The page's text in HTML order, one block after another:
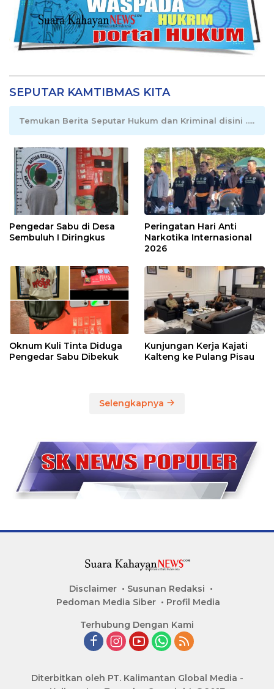
SEPUTAR KAMTIBMAS KITA
Temukan Berita Seputar Hukum dan Kriminal disini .....
Pengedar Sabu di Desa
Sembuluh I Diringkus
Peringatan Hari Anti
Narkotika Internasional
2026
Oknum Kuli Tinta Diduga
Pengedar Sabu Dibekuk
Kunjungan Kerja Kajati
Kalteng ke Pulang Pisau
Selengkapnya
Disclaimer
Susunan Redaksi
Pedoman Media Siber
Profil Media
Terhubung Dengan Kami
Diterbitkan oleh PT. Kalimantan Global Media -